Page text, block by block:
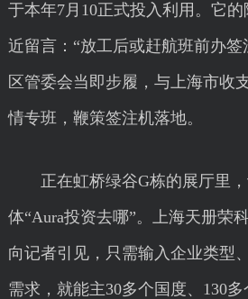
于本年7月10正式投入利用。它
近留言：“放工后或赶航班前办
区管委会当即步履，与上海市收
情专班，鞭策签注机落地。
正在虹桥绿谷G栋的展厅里，
体“Aura投资去哪”。上海天册荣
向记者引见，只需输入企业类型
需求，就能主30多个国度、130